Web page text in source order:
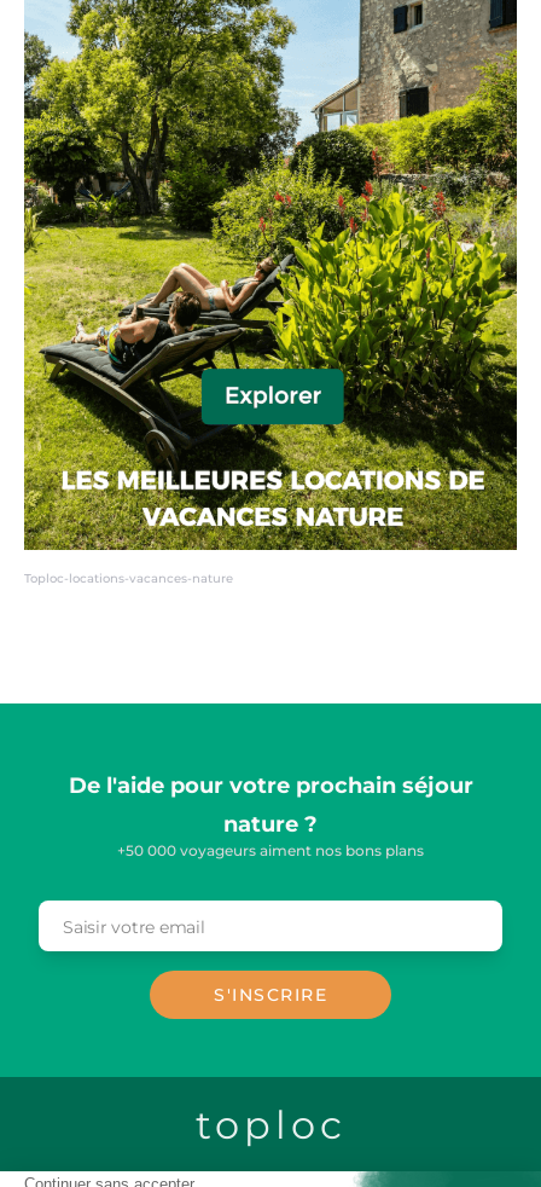
Toploc-locations-vacances-nature
De l'aide pour votre prochain séjour
nature ?
+50 000 voyageurs aiment nos bons plans
EmailSaisir votre email
S'INSCRIRE
toploc